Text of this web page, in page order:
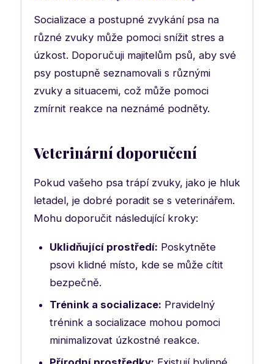
Socializace a postupné zvykání psa na
různé zvuky může pomoci snížit stres a
úzkost. Doporučuji majitelům psů, aby své
psy postupně seznamovali s různými
zvuky a situacemi, což může pomoci
zmírnit reakce na neznámé podněty.
Veterinární doporučení
Pokud vašeho psa trápí zvuky, jako je hluk
letadel, je dobré poradit se s veterinářem.
Mohu doporučit následující kroky:
Uklidňující prostředí: Poskytněte
psovi klidné místo, kde se může cítit
bezpečně.
Trénink a socializace: Pravidelný
trénink a socializace mohou pomoci
minimalizovat úzkostné reakce.